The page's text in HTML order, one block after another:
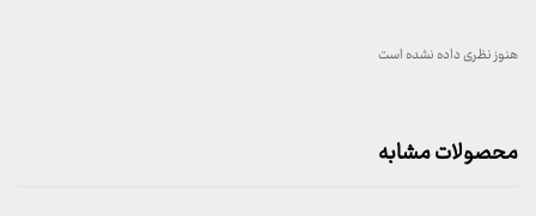
هنوز نظری داده نشده است
محصولات مشابه